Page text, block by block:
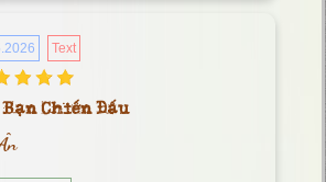
Text
Chiến Đấu